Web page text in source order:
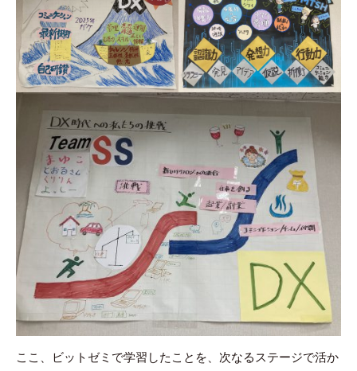
ここ、ビットゼミで学習したことを、次なるステージで活か